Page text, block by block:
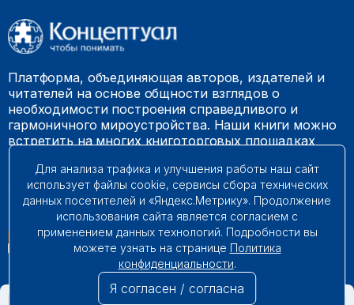
Платформа, объединяющая авторов, издателей и
читателей на основе общности взглядов о
необходимости построения справедливого и
гармоничного мироустройства. Наши книги можно
встретить на многих книготорговых площадках
© 2009 – 2026. Все права защищены.
Для анализа трафика и улучшения работы наш сайт
использует файлы cookie, сервисы сбора технических
данных посетителей и «Яндекс.Метрику». Продолжение
использования сайта является согласием с
применением данных технологий. Подробности вы
можете узнать на странице Политика
конфиденциальности.
Я согласен / согласна